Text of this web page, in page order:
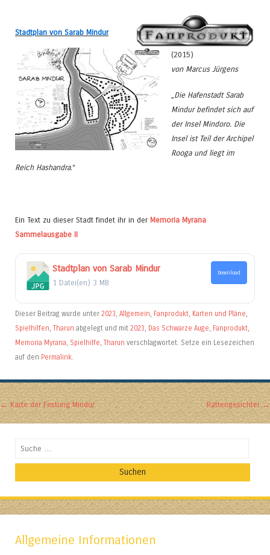
Stadtplan von Sarab Mindur
(2015)
von Marcus Jürgens
„Die Hafenstadt Sarab
Mindur befindet sich auf
der Insel Mindoro. Die
Insel ist Teil der Archipel
Rooga und liegt im
Reich Hashandra.“
Ein Text zu dieser Stadt findet ihr in der Memoria Myrana
Sammelausgabe II
Stadtplan von Sarab Mindur
1 Datei(en) 3 MB
Download
Dieser Beitrag wurde unter 2023, Allgemein, Fanprodukt, Karten und Pläne,
Spielhilfen, Tharun abgelegt und mit 2023, Das Schwarze Auge, Fanprodukt,
Memoria Myrana, Spielhilfe, Tharun verschlagwortet. Setze ein Lesezeichen
auf den Permalink.
Artikel-Navigation
←Karte der Festung Mindur Rattengesichter→
Suchen
Allgemeine Informationen